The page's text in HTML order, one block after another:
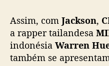
Saturday 6:45 PM
livestream:https://
@88rising
pic.twitter.com/
Assim, com Jackson,
a rapper tailandesa
indonésia Warren
também se